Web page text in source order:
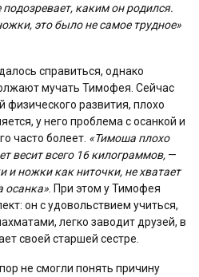
подозревает, каким он родился.
это было не самое трудное»
справиться, однако
мучать Тимофея. Сейчас
физического развития, плохо
у него проблема с осанкой и
часто болеет. «Тимоша плохо
весит всего 16 килограммов, —
и ножки как ниточки, не хватает
осанка» . При этом у Тимофея
он с удовольствием учиться,
легко заводит друзей, в
своей старшей сестре.
не смогли понять причину